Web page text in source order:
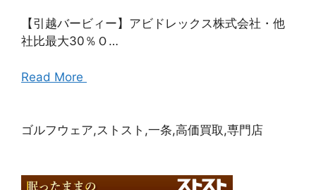
【引越バービィー】アビドレックス株式会社・他
社比最大30％Ｏ…
Read More
ゴルフウェア,ストスト,一条,高価買取,専門店